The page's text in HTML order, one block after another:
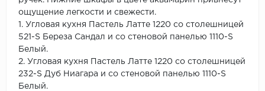
ощущение легкости и свежести.
1. Угловая кухня Пастель Латте 1220 со столешницей
521-S Береза Сандал и со стеновой панелью 1110-S
Белый.
2. Угловая кухня Пастель Латте 1220 со столешницей
232-S Дуб Ниагара и со стеновой панелью 1110-S
Белый.